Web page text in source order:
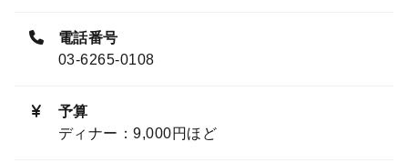
電話番号
03-6265-0108
予算
ディナー：9,000円ほど